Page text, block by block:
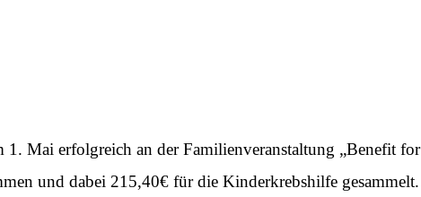
Mai erfolgreich an der Familienveranstaltung „Benefit for
und dabei 215,40€ für die Kinderkrebshilfe gesammelt.